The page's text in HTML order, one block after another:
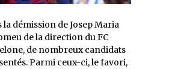
de la direction du FC
de nombreux candidats
Parmi ceux-ci, le favori,